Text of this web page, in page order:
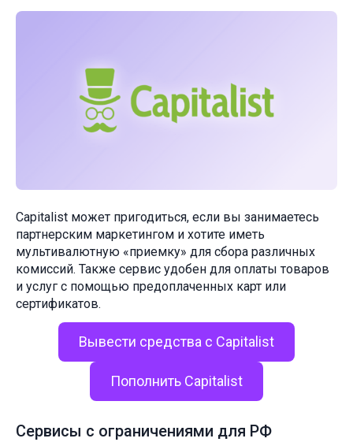
Capitalist может пригодиться, если вы занимаетесь
партнерским маркетингом и хотите иметь
мультивалютную «приемку» для сбора различных
комиссий. Также сервис удобен для оплаты товаров
и услуг с помощью предоплаченных карт или
сертификатов.
Вывести средства с Capitalist
Пополнить Capitalist
Сервисы с ограничениями для РФ